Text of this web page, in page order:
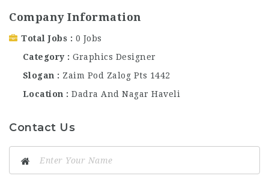
Company Information
Total Jobs
0 Jobs
Category
Graphics Designer
Slogan
Zaim Pod Zalog Pts 1442
Location
Dadra And Nagar Haveli
Contact Us